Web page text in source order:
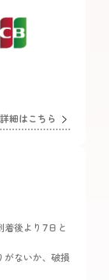
詳細はこちら
着後より7日と
がないか、破損